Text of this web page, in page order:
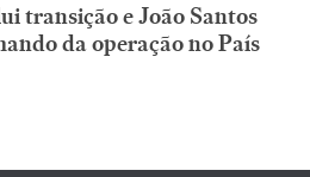
transição e João Santos
da operação no País